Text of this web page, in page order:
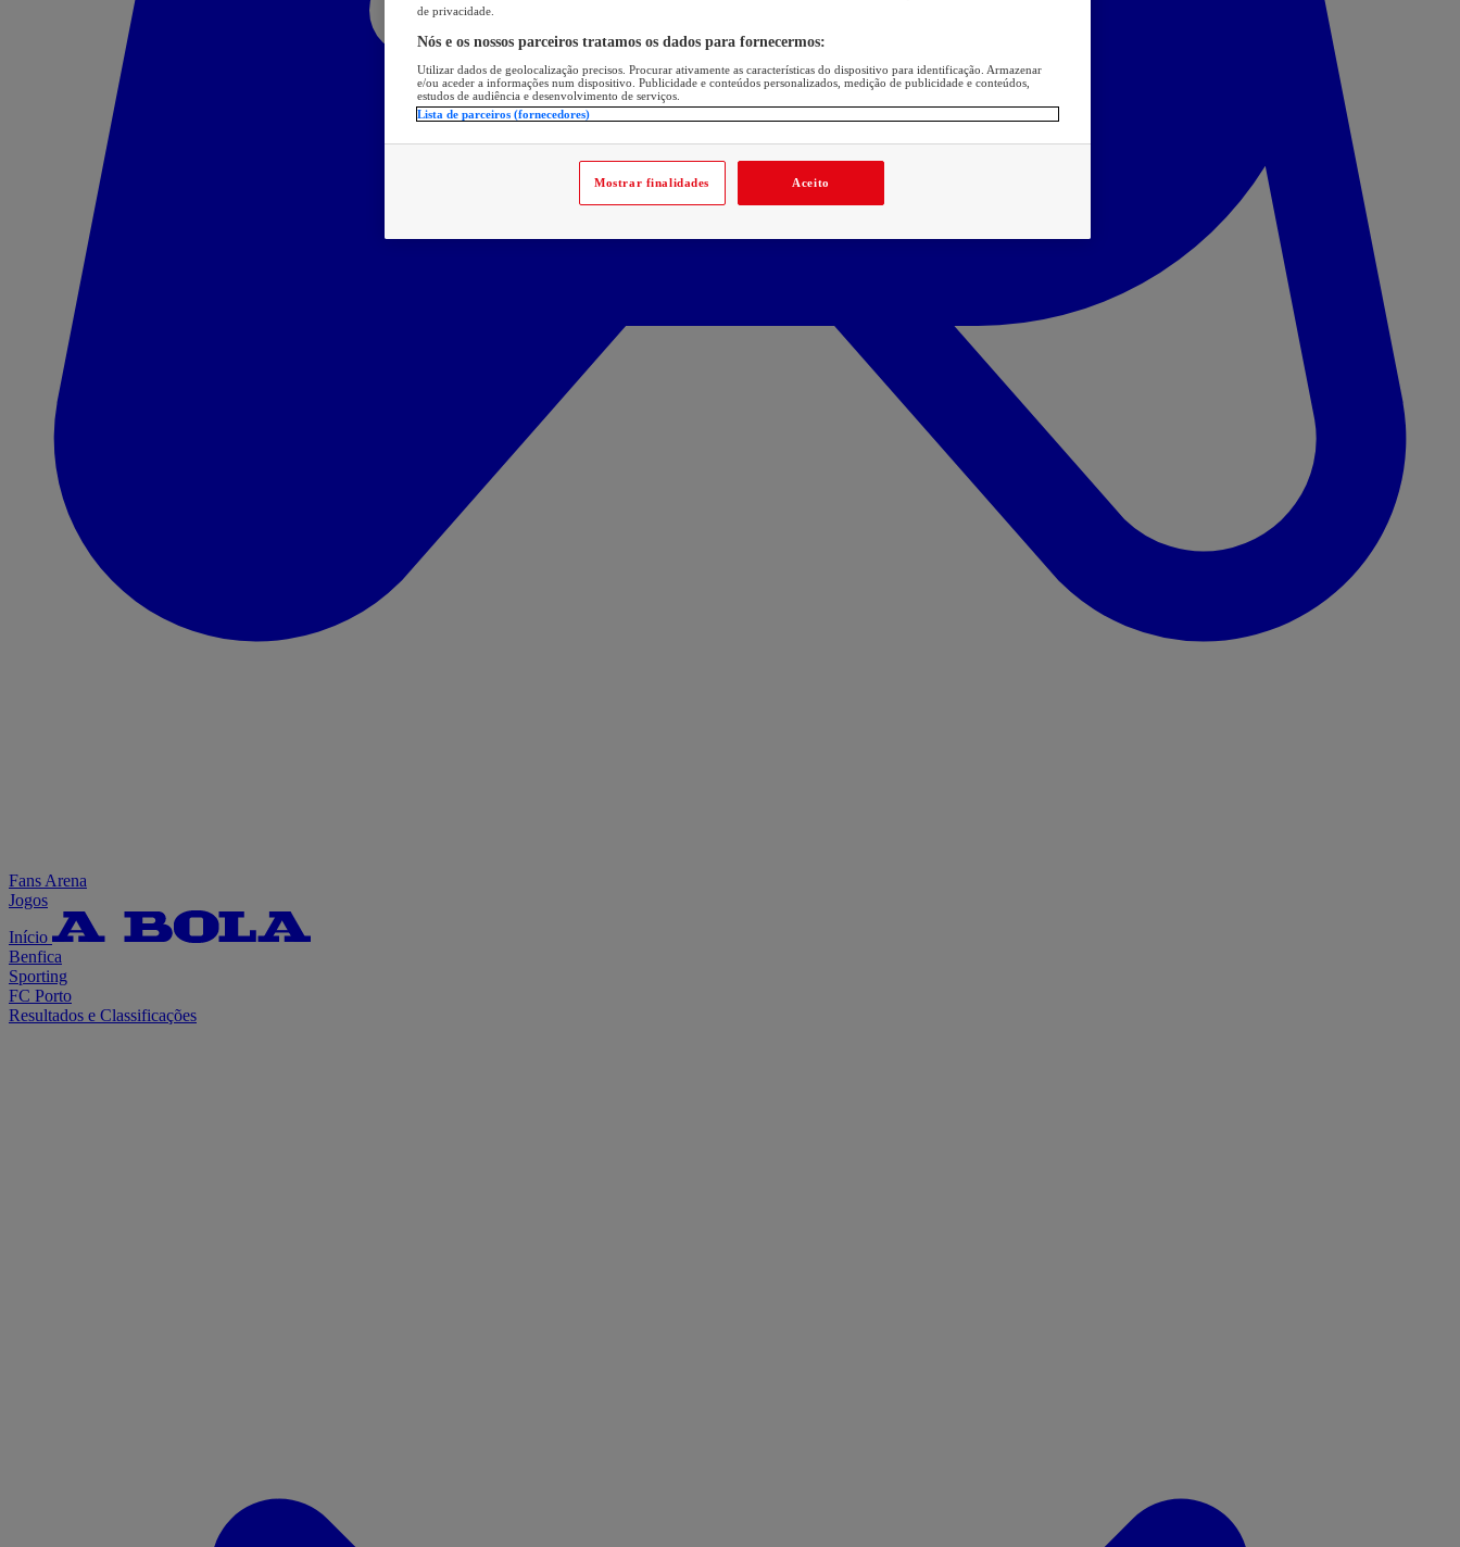
Fans Arena
Jogos
Início
Benfica
Sporting
FC Porto
Resultados e Classificações
de privacidade.
Nós e os nossos parceiros tratamos os dados para fornecermos:
Utilizar dados de geolocalização precisos. Procurar ativamente as características do dispositivo para identificação. Armazenar
e/ou aceder a informações num dispositivo. Publicidade e conteúdos personalizados, medição de publicidade e conteúdos,
estudos de audiência e desenvolvimento de serviços.
Lista de parceiros (fornecedores)
Mostrar finalidades Aceito